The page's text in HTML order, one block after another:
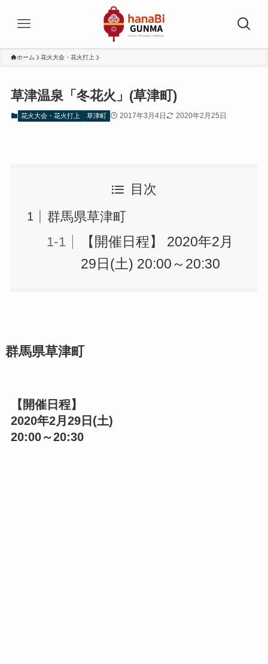
ホーム 花火大会・花火打上
草津温泉「冬花火」(草津町)
花火大会・花火打上 草津町 2017年3月4日 2020年2月25日
目次
群馬県草津町
【開催日程】 2020年2月
29日(土) 20:00～20:30
群馬県草津町
【開催日程】
2020年2月29日 (土)
20:00～20:30